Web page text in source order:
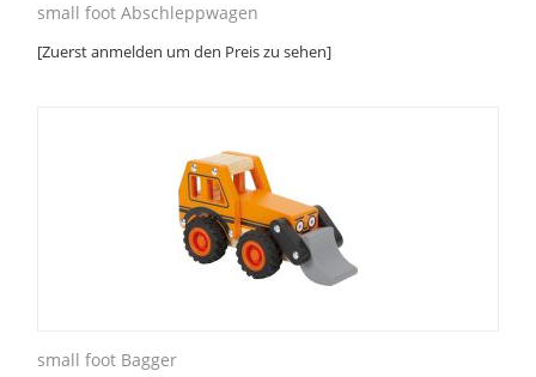
small foot Abschleppwagen
[Zuerst anmelden um den Preis zu sehen]
small foot Bagger